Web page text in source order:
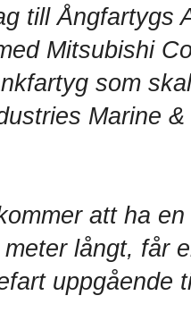
till Ångfartygs
Mitsubishi
som
Marine
att ha
långt, får
uppgående